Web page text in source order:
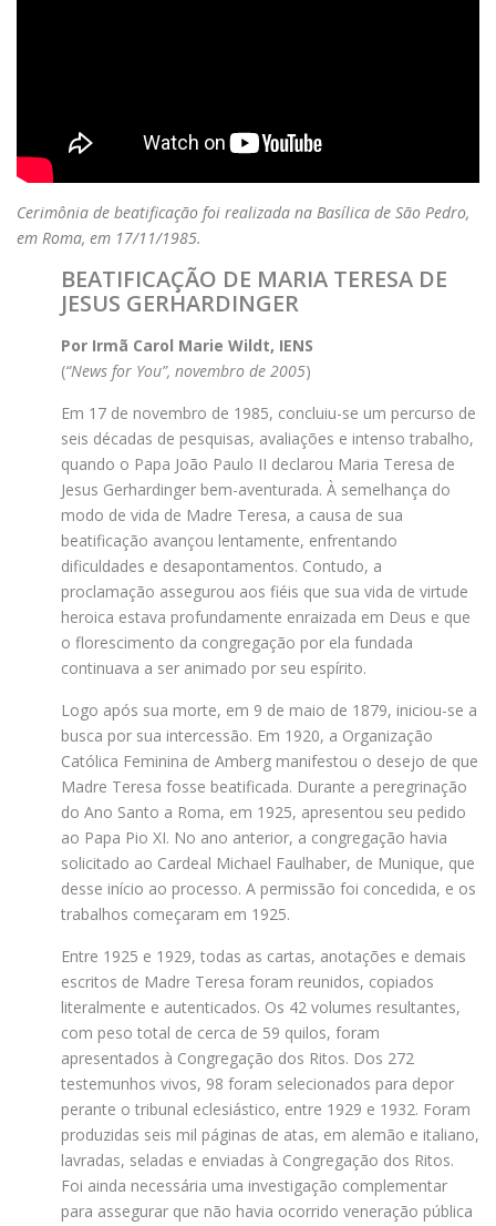
Cerimônia de beatificação foi realizada na Basílica de São Pedro,
em Roma, em 17/11/1985.
BEATIFICAÇÃO DE MARIA TERESA DE
JESUS GERHARDINGER
Por Irmã Carol Marie Wildt, IENS
(“News for You”, novembro de 2005)
Em 17 de novembro de 1985, concluiu-se um percurso de
seis décadas de pesquisas, avaliações e intenso trabalho,
quando o Papa João Paulo II declarou Maria Teresa de
Jesus Gerhardinger bem-aventurada. À semelhança do
modo de vida de Madre Teresa, a causa de sua
beatificação avançou lentamente, enfrentando
dificuldades e desapontamentos. Contudo, a
proclamação assegurou aos fiéis que sua vida de virtude
heroica estava profundamente enraizada em Deus e que
o florescimento da congregação por ela fundada
continuava a ser animado por seu espírito.
Logo após sua morte, em 9 de maio de 1879, iniciou-se a
busca por sua intercessão. Em 1920, a Organização
Católica Feminina de Amberg manifestou o desejo de que
Madre Teresa fosse beatificada. Durante a peregrinação
do Ano Santo a Roma, em 1925, apresentou seu pedido
ao Papa Pio XI. No ano anterior, a congregação havia
solicitado ao Cardeal Michael Faulhaber, de Munique, que
desse início ao processo. A permissão foi concedida, e os
trabalhos começaram em 1925.
Entre 1925 e 1929, todas as cartas, anotações e demais
escritos de Madre Teresa foram reunidos, copiados
literalmente e autenticados. Os 42 volumes resultantes,
com peso total de cerca de 59 quilos, foram
apresentados à Congregação dos Ritos. Dos 272
testemunhos vivos, 98 foram selecionados para depor
perante o tribunal eclesiástico, entre 1929 e 1932. Foram
produzidas seis mil páginas de atas, em alemão e italiano,
lavradas, seladas e enviadas à Congregação dos Ritos.
Foi ainda necessária uma investigação complementar
para assegurar que não havia ocorrido veneração pública